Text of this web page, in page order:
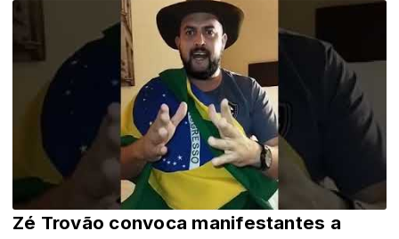
Zé Trovão convoca manifestantes a